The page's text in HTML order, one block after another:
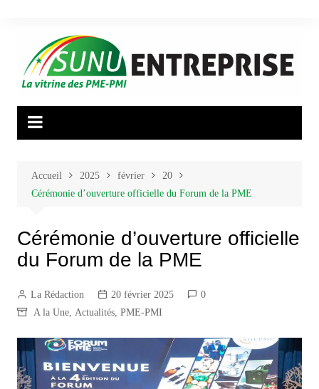
Accueil 2025 février
20
Cérémonie d’ouverture officielle du Forum de la PME
Cérémonie d’ouverture officielle
du Forum de la PME
La Rédaction 20 février 2025
0
A la Une, Actualités, PME-PMI